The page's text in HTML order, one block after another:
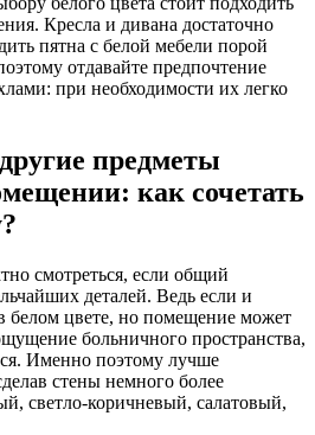
Кресла и дивана достаточно
пятна с белой мебели порой
отдавайте предпочтение
при необходимости их легко
предметы
как сочетать
смотреться, если общий
деталей. Ведь если и
белом цвете, но помещение может
больничного пространства,
Именно поэтому лучше
стены немного более
светло-коричневый, салатовый,